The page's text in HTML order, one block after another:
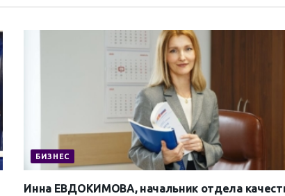
БИЗНЕС
Инна ЕВДОКИМОВА, начальник отдела